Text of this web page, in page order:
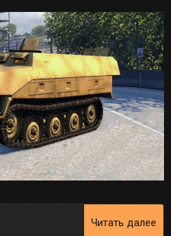
Читать далее